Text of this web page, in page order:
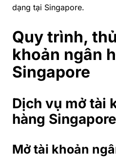
dạng tại Singapore.
Quy trình,
khoản ngân
Singapore
Dịch vụ mở tài
hàng
Mở tài khoản